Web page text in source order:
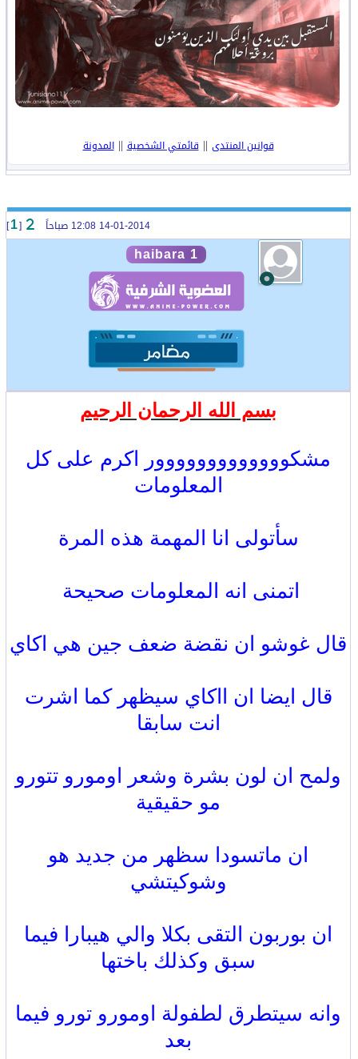
قوانين المنتدى ||قائمتي الشخصية||المدونة
[
1
]
haibara 1
بسم الله الرحمان الرحيم
مشكووووووووووووور اكرم على كل
المعلومات
سأتولى انا المهمة هذه المرة
اتمنى انه المعلومات صحيحة
قال غوشو ان نقضة ضعف جين هي اكاي
قال ايضا ان ااكاي سيظهر كما اشرت
انت سابقا
ولمح ان لون بشرة وشعر اومورو تتورو
مو حقيقية
ان ماتسودا سظهر من جديد هو
وشوكيتشي
ان بوربون التقى بكلا والي هيبارا فيما
سبق وكذلك باختها
وانه سيتطرق لطفولة اومورو تورو فيما
بعد